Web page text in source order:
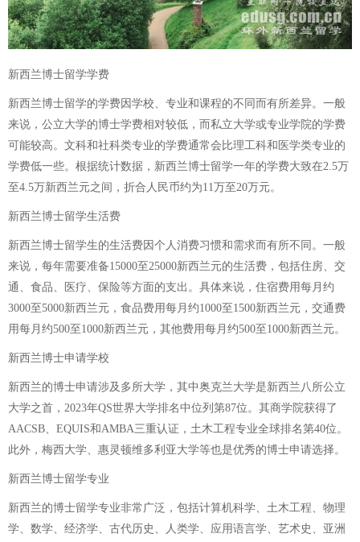
新西兰博士留学学费
新西兰博士留学的学费因学校、专业和课程的不同而有所差异。一般
来说，公立大学的博士学费相对较低，而私立大学或专业学院的学费
可能较高。文科和社科类专业的学费通常会比理工科和医学类专业的
学费低一些。根据统计数据，新西兰博士留学一年的学费大致在2.5万
至4.5万新西兰元之间，折合人民币约为11万至20万元。
新西兰博士留学生活费
新西兰博士留学生的生活费因个人消费习惯和需求而有所不同。一般
来说，每年需要准备15000至25000新西兰元的生活费，包括住房、交
通、食品、医疗、保险等方面的支出。具体来说，住宿费用每月约
3000至5000新西兰元，食品费用每月约1000至1500新西兰元，交通费
用每月约500至1000新西兰元，其他费用每月约500至1000新西兰元。
新西兰博士申请学校
新西兰的博士申请涉及多所大学，其中奥克兰大学是新西兰八所公立
大学之首，2023年QS世界大学排名中位列第87位。其商学院获得了
AACSB、EQUIS和AMBA三重认证，土木工程专业全球排名第40位。
此外，梅西大学、惠灵顿维多利亚大学等也是优秀的博士申请选择。
新西兰博士留学专业
新西兰的博士留学专业非常广泛，包括计算机科学、土木工程、物理
学、数学、经济学、古代历史、人类学、应用语言学、艺术史、亚洲